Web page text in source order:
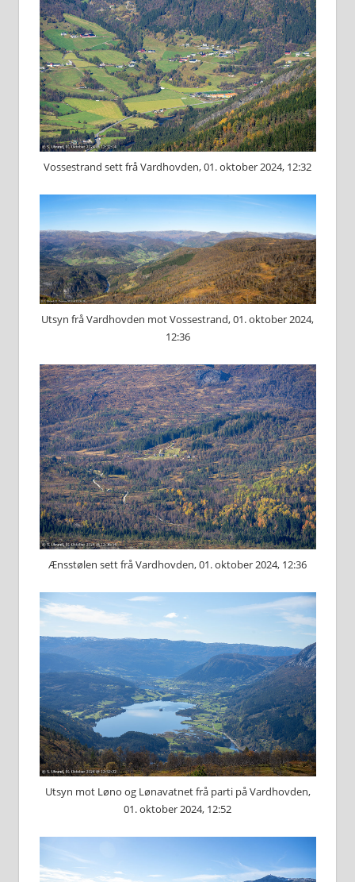
Vossestrand sett frå Vardhovden, 01. oktober 2024, 12:32
Utsyn frå Vardhovden mot Vossestrand, 01. oktober 2024,
12:36
Ænsstølen sett frå Vardhovden, 01. oktober 2024, 12:36
Utsyn mot Løno og Lønavatnet frå parti på Vardhovden,
01. oktober 2024, 12:52